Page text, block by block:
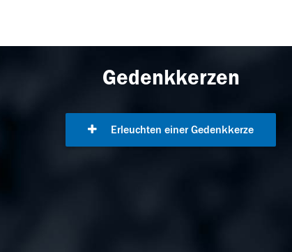
Gedenkkerzen
Erleuchten einer Gedenkkerze